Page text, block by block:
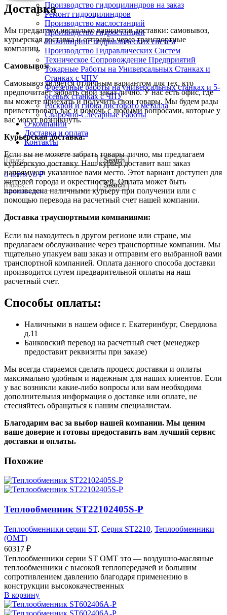
0items / 0₽
Производство гидроцилиндров на заказ
Ремонт гидроцилиндров
Производство маслостанций
Производство гидростанций
Инжиниринг гидравлических систем
Производство Гидравлических Систем
Техническое Сопровождение Предприятий
Токарные Работы на Универсальных Станках и
Станках с ЧПУ
Фрезерные работы на универсальных станках и 5-
осевых станках с ЧПУ
Раскрой и гибка листового металла
Сварочно-Слесарные Работы
О компании
Доставка и оплата
Контакты
Search
0items / 0₽
Search
Доставка
Мы предлагаем несколько вариантов доставки: самовывоз,
курьерская доставка и отправка через транспортные
компании.
Самовывоз:
Самовывоз является отличным вариантом для тех, кто
предпочитает забрать свой заказ лично. У нас есть офис, где
вы можете приехать и получить свои товары. Мы будем рады
приветствовать вас и помочь с любыми вопросами, которые у
вас могут возникнуть.
Курьерская доставка:
Если вы не можете забрать товары лично, мы предлагаем
курьерскую доставку. Наш курьер доставит ваш заказ
напрямую в указанное вами место. Этот вариант доступен для
жителей города и окрестностей. Оплата может быть
произведена наличными курьеру при получении или с
помощью перевода на расчетный счет нашей компании.
Доставка траyспортными компаниями:
Если вы находитесь в другом регионе или стране, мы
предлагаем обслуживание через транспортные компании. Мы
тщательно упакуем ваш заказ и отправим его выбранной вами
транспортной компанией. Оплата данного способа доставки
производится путем предварительной оплаты на наш
расчетный счет.
Способы оплаты:
Наличными в нашем офисе г. Екатеринбург, Свердлова
д.11
Банковский перевод на расчетный счет (менеджер
предоставит реквизиты при заказе)
Мы всегда стараемся сделать процесс доставки и оплаты
максимально удобным и надежным для наших клиентов. Если
у вас возникли какие-либо вопросы или вам необходима
дополнительная информация о доставке или оплате, не
стесняйтесь обращаться к нашим специалистам.
Благодарим вас за выбор нашей компании. Мы ценим
ваше доверие и готовы предоставить вам лучший сервис
доставки и оплаты.
Похожие
Теплообменник ST22102405S-P
Теплообменники серии ST, Серия ST2210, Теплообменники
(OMT)
60317 ₽
Теплообменники серии ST OMT это — воздушно-масляные
теплообменники с высокой теплопередачей и большим
сопротивлением давлению благодаря применению в
конструкции высококачественных
В корзину